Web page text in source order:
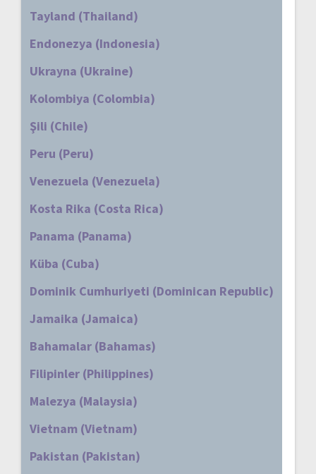
Tayland (Thailand)
Endonezya (Indonesia)
Ukrayna (Ukraine)
Kolombiya (Colombia)
Şili (Chile)
Peru (Peru)
Venezuela (Venezuela)
Kosta Rika (Costa Rica)
Panama (Panama)
Küba (Cuba)
Dominik Cumhuriyeti (Dominican Republic)
Jamaika (Jamaica)
Bahamalar (Bahamas)
Filipinler (Philippines)
Malezya (Malaysia)
Vietnam (Vietnam)
Pakistan (Pakistan)